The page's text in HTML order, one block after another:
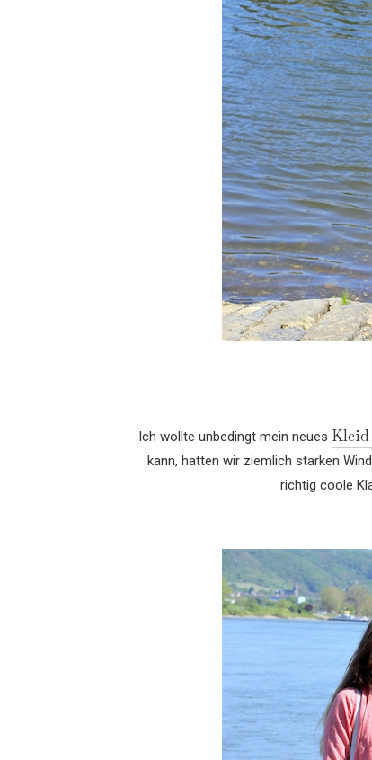
Ich wollte unbedingt mein neues Kleid
kann, hatten wir ziemlich starken
richtig coole